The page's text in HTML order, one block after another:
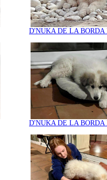
D'NUKA DE LA BORDA
D'NUKA DE LA BORDA